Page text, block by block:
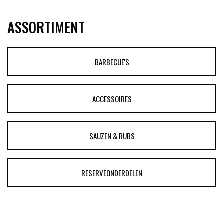
ASSORTIMENT
BARBECUE'S
ACCESSOIRES
SAUZEN & RUBS
RESERVEONDERDELEN